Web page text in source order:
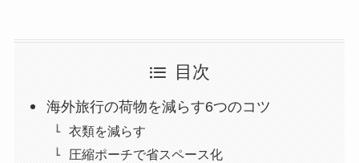
目次
海外旅行の荷物を減らす6つのコツ
衣類を減らす
圧縮ポーチで省スペース化